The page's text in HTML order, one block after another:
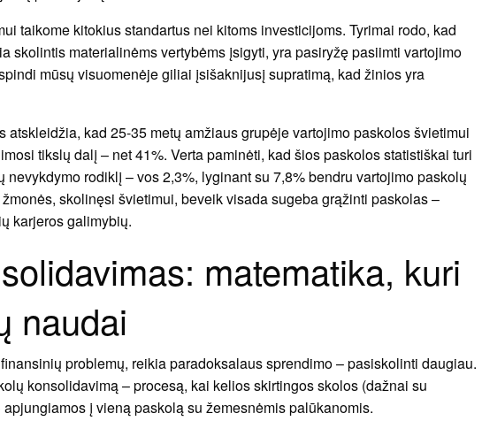
taikome kitokius standartus nei kitoms investicijoms. Tyrimai rodo, kad
skolintis materialinėms vertybėms įsigyti, yra pasiryžę pasiimti vartojimo
mūsų visuomenėje giliai įsišaknijusį supratimą, kad žinios yra
atskleidžia, kad 25-35 metų amžiaus grupėje vartojimo paskolos švietimui
tikslų dalį – net 41%. Verta paminėti, kad šios paskolos statistiškai turi
nevykdymo rodiklį – vos 2,3%, lyginant su 7,8% bendru vartojimo paskolų
skolinęsi švietimui, beveik visada sugeba grąžinti paskolas –
karjeros galimybių.
matematika, kuri
naudai
problemų, reikia paradoksalaus sprendimo – pasiskolinti daugiau.
konsolidavimą – procesą, kai kelios skirtingos skolos (dažnai su
į vieną paskolą su žemesnėmis palūkanomis.